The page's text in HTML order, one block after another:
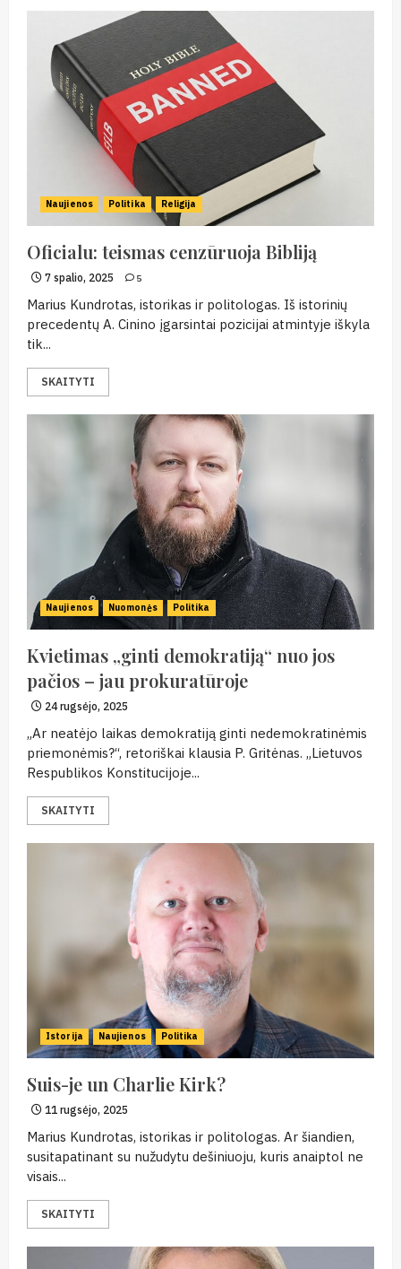
Naujienos Politika Religija
Oficialu: teismas cenzūruoja Bibliją
7 spalio, 2025 5
Marius Kundrotas, istorikas ir politologas. Iš istorinių
precedentų A. Cinino įgarsintai pozicijai atmintyje iškyla
tik...
SKAITYTI
Naujienos Nuomonės Politika
Kvietimas „ginti demokratiją“ nuo jos
pačios – jau prokuratūroje
24 rugsėjo, 2025
„Ar neatėjo laikas demokratiją ginti nedemokratinėmis
priemonėmis?“, retoriškai klausia P. Gritėnas. „Lietuvos
Respublikos Konstitucijoje...
SKAITYTI
Istorija Naujienos Politika
Suis-je un Charlie Kirk?
11 rugsėjo, 2025
Marius Kundrotas, istorikas ir politologas. Ar šiandien,
susitapatinant su nužudytu dešiniuoju, kuris anaiptol ne
visais...
SKAITYTI